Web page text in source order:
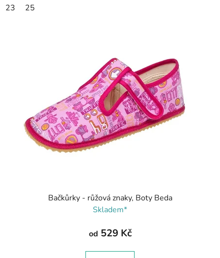
23 25
Bačkůrky - růžová znaky, Boty Beda
Skladem*
od 529 Kč